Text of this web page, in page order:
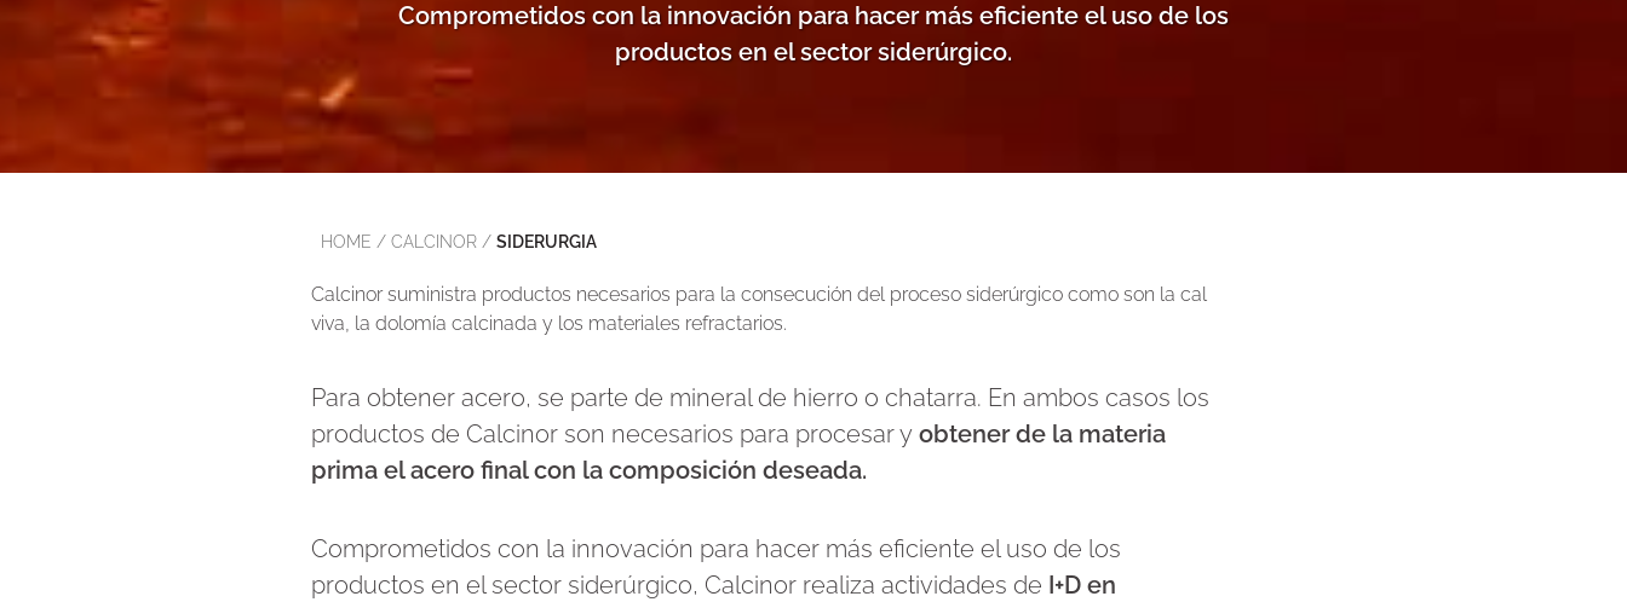
Comprometidos con la innovación para hacer más eficiente el uso de los
productos en el sector siderúrgico.
HOME / CALCINOR/ SIDERURGIA
Calcinor suministra productos necesarios para la consecución del proceso siderúrgico como son la cal
viva, la dolomía calcinada y los materiales refractarios.
Para obtener acero, se parte de mineral de hierro o chatarra. En ambos casos los
productos de Calcinor son necesarios para procesar yobtener de la materia
prima el acero final con la composición deseada.
Comprometidos con la innovación para hacer más eficiente el uso de los
productos en el sector siderúrgico, Calcinor realiza actividades de I+D en